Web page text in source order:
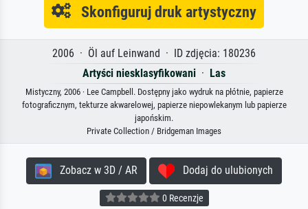
Skonfiguruj druk artystyczny
2006 · Öl auf Leinwand · ID zdjęcia: 180236
Artyści niesklasyfikowani · Las
Mistyczny, 2006 · Lee Campbell. Dostępny jako wydruk na płótnie, papierze
fotograficznym, tekturze akwarelowej, papierze niepowlekanym lub papierze
japońskim.
Private Collection / Bridgeman Images
Zobacz w 3D / AR Dodaj do ulubionych
0 Recenzje